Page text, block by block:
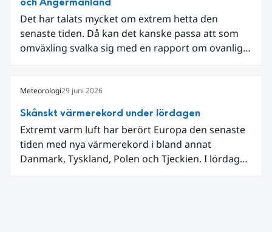
Det har talats mycket om extrem hetta den
senaste tiden. Då kan det kanske passa att som
omväxling svalka sig med en rapport om ovanligt
Meteorologi29 juni 2026
Skånskt värmerekord under lördagen
Extremt varm luft har berört Europa den senaste
tiden med nya värmerekord i bland annat
Danmark, Tyskland, Polen och Tjeckien. I lördags